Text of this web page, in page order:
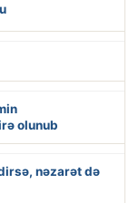
olunub
nəzarət də